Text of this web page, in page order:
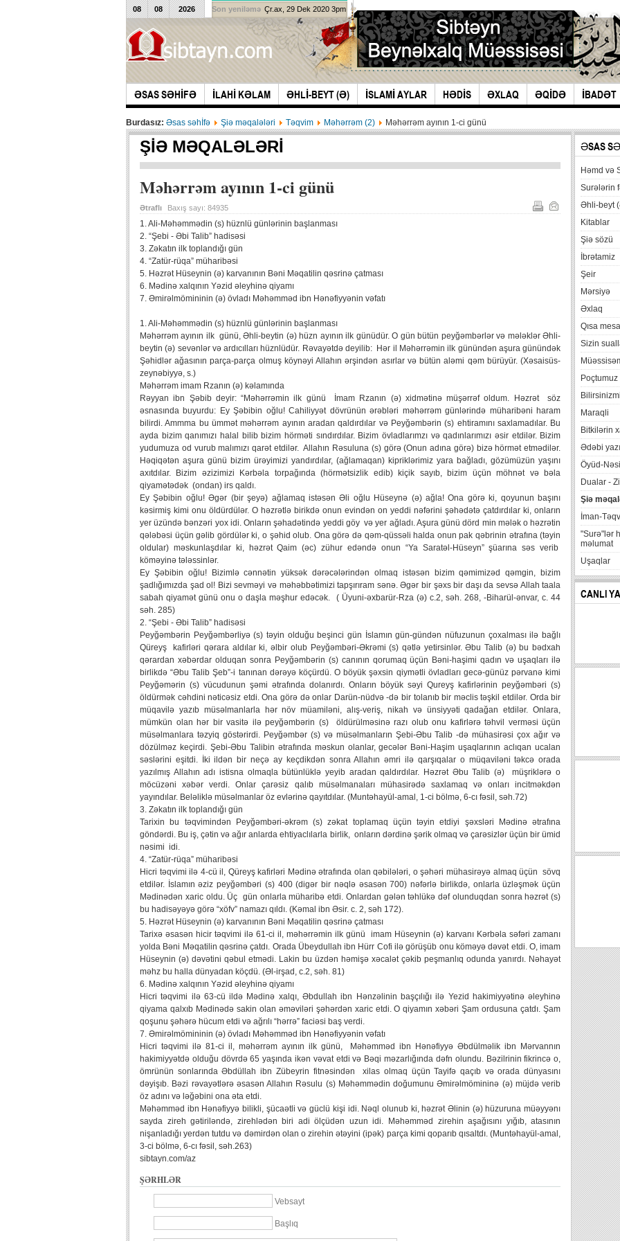
ƏSAS SƏHİFƏ İLAHİ KƏLAM ƏHLİ-BEYT (Ə) İSLAMİ AYLAR HƏDİS ƏXLAQ ƏQİDƏ İBADƏT
08 08 2026 Son yeniləmə Çr.ax, 29 Dek 2020 3pm
Burdasız: Əsas səhİfə Şiə məqalələri Təqvim Məhərrəm (2) Məhərrəm ayının 1-ci günü
ŞIƏ MƏQALƏLƏRI
Məhərrəm ayının 1-ci günü
Ətraflı Baxış sayı: 84935
1. Ali-Məhəmmədin (s) hüznlü günlərinin başlanması
2. “Şebi - Əbi Talib” hadisəsi
3. Zəkatın ilk toplandığı gün
4. “Zatür-rüqa” müharibəsi
5. Həzrət Hüseynin (ə) karvanının Bəni Məqatilin qəsrinə çatması
6. Mədinə xalqının Yəzid əleyhinə qiyamı
7. Əmirəlmömininin (ə) övladı Məhəmməd ibn Hənəfiyyənin vəfatı
1. Ali-Məhəmmədin (s) hüznlü günlərinin başlanması
Məhərrəm ayının ilk günü, Əhli-beytin (ə) hüzn ayının ilk günüdür. O gün bütün peyğəmbərlər və mələklər Əhli-
beytin (ə) sevənlər və ardıcılları hüznlüdür. Rəvayətdə deyilib: Hər il Məhərrəmin ilk günündən aşura günündək
Şəhidlər ağasının parça-parça olmuş köynəyi Allahın ərşindən asırlar və bütün aləmi qəm bürüyür. (Xəsaisüs-
zeynəbiyyə, s.)
Məhərrəm imam Rzanın (ə) kəlamında
Rəyyan ibn Şəbib deyir: “Məhərrəmin ilk günü İmam Rzanın (ə) xidmətinə müşərrəf oldum. Həzrət söz
əsnasında buyurdu: Ey Şəbibin oğlu! Cahiliyyət dövrünün ərəbləri məhərrəm günlərində müharibəni haram
bilirdi. Ammma bu ümmət məhərrəm ayının aradan qaldırdılar və Peyğəmbərin (s) ehtiramını saxlamadılar. Bu
ayda bizim qanımızı halal bilib bizim hörməti sındırdılar. Bizim övladlarımzı və qadınlarımızı əsir etdilər. Bizim
yudumuza od vurub malımızı qarət etdilər. Allahın Rəsuluna (s) görə (Onun adına görə) bizə hörmət etmədilər.
Həqiqətən aşura günü bizim ürəyimizi yandırdılar, (ağlamaqan) kipriklərimiz yara bağladı, gözümüzün yaşını
axıtdılar. Bizim əzizimizi Kərbəla torpağında (hörmətsizlik edib) kiçik sayıb, bizim üçün möhnət və bəla
qiyamətədək (ondan) irs qaldı.
Ey Şəbibin oğlu! Əgər (bir şeyə) ağlamaq istəsən Əli oğlu Hüseynə (ə) ağla! Ona görə ki, qoyunun başını
kəsirmiş kimi onu öldürdülər. O həzrətlə birikdə onun evindən on yeddi nəfərini şəhədətə çatdırdılar ki, onların
yer üzündə bənzəri yox idi. Onların şəhadətində yeddi göy və yer ağladı. Aşura günü dörd min mələk o həzrətin
qələbəsi üçün gəlib gördülər ki, o şəhid olub. Ona görə də qəm-qüssəli halda onun pak qəbrinin ətrafına (təyin
oldular) məskunlaşdılar ki, həzrət Qaim (əc) zühur edəndə onun “Ya Saratəl-Hüseyn” şüarına səs verib
köməyinə tələssinlər.
Ey Şəbibin oğlu! Bizimlə cənnətin yüksək dərəcələrindən olmaq istəsən bizim qəmimizəd qəmgin, bizim
şadlığımızda şad ol! Bizi sevməyi və məhəbbətimizi tapşırıram sənə. Əgər bir şəxs bir daşı da sevsə Allah taala
sabah qiyamət günü onu o daşla məşhur edəcək. ( Üyuni-əxbarür-Rza (ə) c.2, səh. 268, -Biharül-ənvar, c. 44
səh. 285)
2. “Şebi - Əbi Talib” hadisəsi
Peyğəmbərin Peyğəmbərliyə (s) təyin olduğu beşinci gün İslamın gün-gündən nüfuzunun çoxalması ilə bağlı
Qüreyş kafirləri qərara aldılar ki, əlbir olub Peyğəmbəri-Əkrəmi (s) qətlə yetirsinlər. Əbu Talib (ə) bu bədxah
qərardan xəbərdar olduqan sonra Peyğəmbərin (s) canının qorumaq üçün Bəni-haşimi qadın və uşaqları ilə
birlikdə “Əbu Talib Şeb”-i tanınan dərəyə köçürdü. O böyük şəxsin qiymətli övladları gecə-günüz pərvanə kimi
Peyğəmərin (s) vücudunun şəmi ətrafında dolanırdı. Onların böyük səyi Qureyş kafirlərinin peyğəmbəri (s)
öldürmək cəhdini nəticəsiz etdi. Ona görə də onlar Darün-nüdvə -də bir tolanıb bir məclis təşkil etdilər. Orda bir
müqavilə yazıb müsəlmanlarla hər növ müamiləni, alış-veriş, nikah və ünsiyyəti qadağan etdilər. Onlara,
mümkün olan hər bir vasitə ilə peyğəmbərin (s) öldürülməsinə razı olub onu kafirlərə təhvil verməsi üçün
müsəlmanlara təzyiq göstərirdi. Peyğəmbər (s) və müsəlmanların Şebi-Əbu Talib -də mühasirəsi çox ağır və
dözülməz keçirdi. Şebi-Əbu Talibin ətrafında məskun olanlar, gecələr Bəni-Haşim uşaqlarının aclıqan ucalan
səslərini eşitdi. İki ildən bir neçə ay keçdikdən sonra Allahın əmri ilə qarşıqalar o müqaviləni təkcə orada
yazılmış Allahın adı istisna olmaqla bütünlüklə yeyib aradan qaldırdılar. Həzrət Əbu Talib (ə) müşriklərə o
möcüzəni xəbər verdi. Onlar çarəsiz qalıb müsəlmanaları mühasirədə saxlamaq və onları incitməkdən
yayındılar. Beləliklə müsəlmanlar öz evlərinə qayıtdılar. (Muntəhayül-amal, 1-ci bölmə, 6-cı fəsil, səh.72)
3. Zəkatın ilk toplandığı gün
Tarixin bu təqvimindən Peyğəmbəri-əkrəm (s) zəkat toplamaq üçün təyin etdiyi şəxsləri Mədinə ətrafına
göndərdi. Bu iş, çətin və ağır anlarda ehtiyaclılarla birlik, onların dərdinə şərik olmaq və çarəsizlər üçün bir ümid
nəsimi idi.
4. “Zatür-rüqa” müharibəsi
Hicri təqvimi ilə 4-cü il, Qüreyş kafirləri Mədinə ətrafında olan qəbilələri, o şəhəri mühasirəyə almaq üçün sövq
etdilər. İslamın əziz peyğəmbəri (s) 400 (digər bir nəqlə əsasən 700) nəfərlə birlikdə, onlarla üzləşmək üçün
Mədinədən xaric oldu. Üç gün onlarla müharibə etdi. Onlardan gələn təhlükə dəf olunduqdan sonra həzrət (s)
bu hadisəyəyə görə “xöfv” namazı qıldı. (Kəmal ibn Əsir. c. 2, səh 172).
5. Həzrət Hüseynin (ə) karvanının Bəni Məqatilin qəsrinə çatması
Tarixə əsasən hicir təqvimi ilə 61-ci il, məhərrəmin ilk günü imam Hüseynin (ə) karvanı Kərbəla səfəri zamanı
yolda Bəni Məqatilin qəsrinə çatdı. Orada Übeydullah ibn Hürr Cofi ilə görüşüb onu köməyə dəvət etdi. O, imam
Hüseynin (ə) dəvətini qəbul etmədi. Lakin bu üzdən həmişə xəcalət çəkib peşmanlıq odunda yanırdı. Nəhayət
məhz bu halla dünyadan köçdü. (Əl-irşad, c.2, səh. 81)
6. Mədinə xalqının Yəzid əleyhinə qiyamı
Hicri təqvimi ilə 63-cü ildə Mədinə xalqı, Əbdullah ibn Hənzəlinin başçılığı ilə Yezid hakimiyyətinə əleyhinə
qiyama qalxıb Mədinədə sakin olan əməviləri şəhərdən xaric etdi. O qiyamın xəbəri Şam ordusuna çatdı. Şam
qoşunu şəhərə hücum etdi və ağrılı “hərrə” faciəsi baş verdi.
7. Əmirəlmömininin (ə) övladı Məhəmməd ibn Hənəfiyyənin vəfatı
Hicri təqvimi ilə 81-ci il, məhərrəm ayının ilk günü, Məhəmməd ibn Hənəfiyyə Əbdülməlik ibn Mərvannın
hakimiyyətdə olduğu dövrdə 65 yaşında ikən vəvat etdi və Bəqi məzarlığında dəfn olundu. Bəzilrinin fikrincə o,
ömrünün sonlarında Əbdüllah ibn Zübeyrin fitnəsindən xilas olmaq üçün Tayifə qaçıb və orada dünyasını
dəyişıb. Bəzi rəvayətlərə əsasən Allahın Rəsulu (s) Məhəmmədin doğumunu Əmirəlmömininə (ə) müjdə verib
öz adını və ləğəbini ona əta etdi.
Məhəmməd ibn Hənəfiyyə bilikli, şücaətli və güclü kişi idi. Nəql olunub ki, həzrət Əlinin (ə) hüzuruna müəyyənı
sayda zireh gətiriləndə, zirehlədən biri adi ölçüdən uzun idi. Məhəmməd zirehin aşağısını yığıb, atasının
nişanladığı yerdən tutdu və dəmirdən olan o zirehin ətəyini (ipək) parça kimi qoparıb qısaltdı. (Muntəhayül-amal,
3-ci bölmə, 6-cı fəsil, səh.263)
sibtayn.com/az
ŞƏRHLƏR
Vebsayt
Başlıq
ƏSAS
Həmd və
Surələrin
Əhli-beyt
Kitablar
Şiə sözü
İbrətamiz
Şeir
Mərsiyə
Əxlaq
Qısa
Sizin
Poçtumuz
Bilirsinizmi
Maraqli
Bitkilərin
Ədəbi
Öyüd-
Dualar -
Şiə
İman-
"Surə"lər
məlumat
Uşaqlar
CANLI